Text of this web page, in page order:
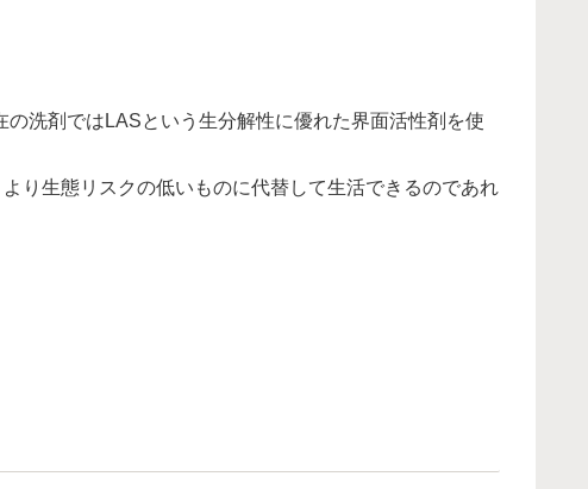
洗剤ではLASという生分解性に優れた界面活性剤を使
り生態リスクの低いものに代替して生活できるのであれ